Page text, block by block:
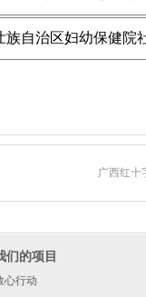
族自治区妇幼保健院
广西红十
们的项目
心行动